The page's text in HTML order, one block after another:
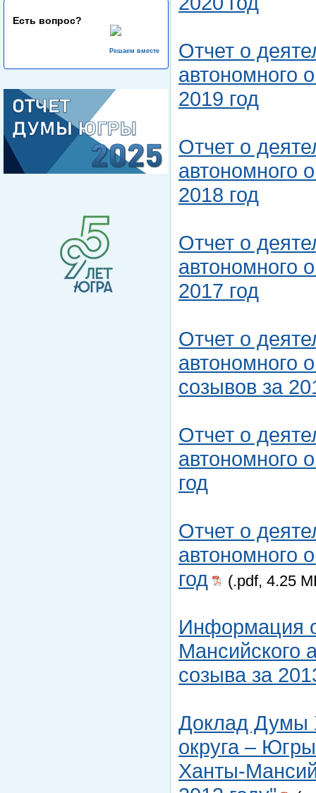
Есть вопрос?
Решаем вместе
Отчет о
автономного
2019 год
Отчет о
автономного
2018 год
Отчет о
автономного
2017 год
Отчет о
автономного
созывов за
Отчет о
автономного
год
Отчет о
автономного
год
(.pdf, 4.25
Информация
Мансийского
созыва за
Доклад Думы
округа –
Ханты-